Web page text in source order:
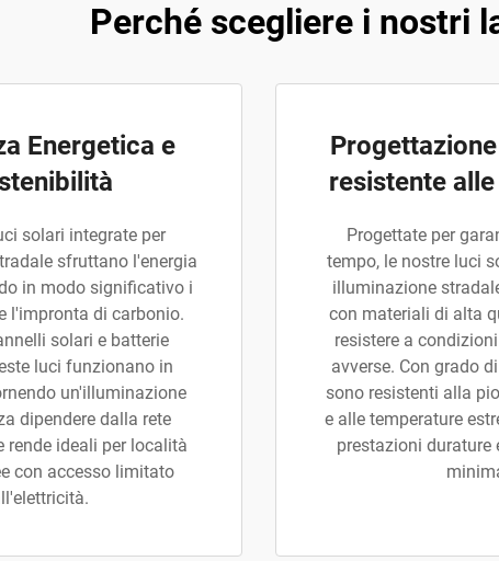
Perché scegliere i nostri
Energetica e
solari integrate per
sfruttano l'energia
in modo significativo i
l'impronta di carbonio.
solari e batterie
luci funzionano in
un'illuminazione
dipendere dalla rete
rende ideali per località
con accesso limitato
resistente
Progettate per
tempo, le nostre luci
illuminazione
con materiali di alta
resistere a
avverse. Con grado
sono resistenti alla
e alle temperature
prestazioni durature